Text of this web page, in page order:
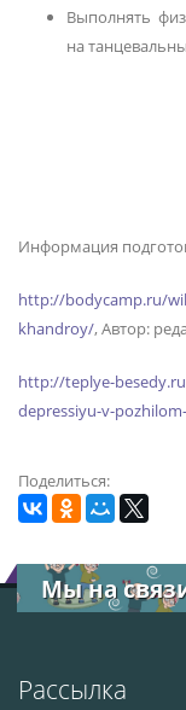
Выполнять
на
Информация
http://bodycamp.ru/
khandroy/, Автор:
http://teplye-
depressiyu-v-
Поделиться:
Мы на
Рассылка